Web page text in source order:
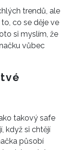
trendů, ale
co se děje ve
si myslím, že
vůbec
takový safe
když si chtějí
působí